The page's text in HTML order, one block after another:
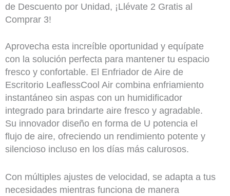
de Descuento por Unidad, ¡Llévate 2 Gratis al
Comprar 3!
Aprovecha esta increíble oportunidad y equípate
con la solución perfecta para mantener tu espacio
fresco y confortable. El Enfriador de Aire de
Escritorio LeaflessCool Air combina enfriamiento
instantáneo sin aspas con un humidificador
integrado para brindarte aire fresco y agradable.
Su innovador diseño en forma de U potencia el
flujo de aire, ofreciendo un rendimiento potente y
silencioso incluso en los días más calurosos.
Con múltiples ajustes de velocidad, se adapta a tus
necesidades mientras funciona de manera